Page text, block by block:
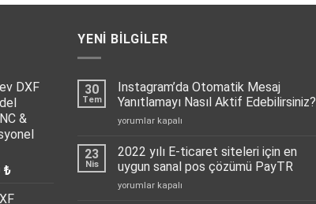
DXF
&
₺Şu
YENI BILGILER
30
Tem
Instagram’da Otomatik Mesaj
Yanıtlamayı Nasıl Aktif Edebilirsiniz?
Instagram’da
Mesaj
Yanıtlamayı
Nasıl
Aktif
yorumlar kapalı
23
Nis
2022 yılı E-ticaret siteleri için en
uygun sanal pos çözümü PayTR
2022
yorumlar kapalı